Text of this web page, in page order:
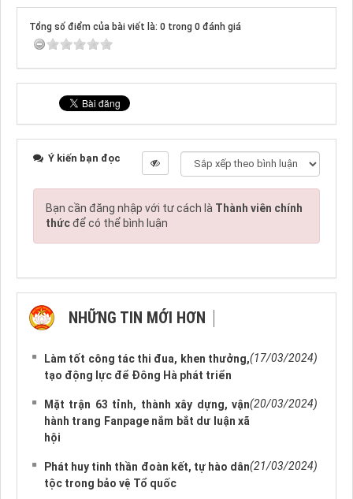
Tổng số điểm của bài viết là: 0 trong 0 đánh giá
Ý kiến bạn đọc
Bạn cần đăng nhập với tư cách là Thành viên chính
thứcđể có thể bình luận
NHỮNG TIN MỚI HƠN
Làm tốt công tác thi đua, khen thưởng,
tạo động lực để Đông Hà phát triển
(17/03/2024)
Mặt trận 63 tỉnh, thành xây dựng, vận
hành trang Fanpage nắm bắt dư luận xã
hội
(20/03/2024)
Phát huy tinh thần đoàn kết, tự hào dân
tộc trong bảo vệ Tổ quốc
(21/03/2024)